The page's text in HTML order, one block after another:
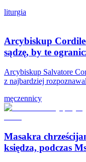
liturgia
Arcybiskup
sądzę, by te
Arcybiskup Salvatore
z najbardziej
męczennicy
Masakra
księdza, podczas